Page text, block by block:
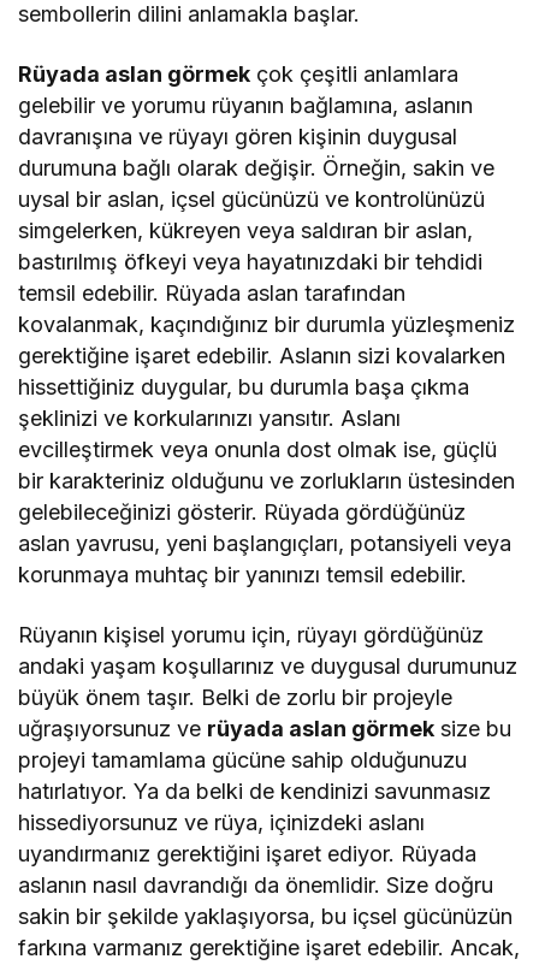
sembollerin dilini anlamakla başlar.
Rüyada aslan görmek çok çeşitli anlamlara
gelebilir ve yorumu rüyanın bağlamına, aslanın
davranışına ve rüyayı gören kişinin duygusal
durumuna bağlı olarak değişir. Örneğin, sakin ve
uysal bir aslan, içsel gücünüzü ve kontrolünüzü
simgelerken, kükreyen veya saldıran bir aslan,
bastırılmış öfkeyi veya hayatınızdaki bir tehdidi
temsil edebilir. Rüyada aslan tarafından
kovalanmak, kaçındığınız bir durumla yüzleşmeniz
gerektiğine işaret edebilir. Aslanın sizi kovalarken
hissettiğiniz duygular, bu durumla başa çıkma
şeklinizi ve korkularınızı yansıtır. Aslanı
evcilleştirmek veya onunla dost olmak ise, güçlü
bir karakteriniz olduğunu ve zorlukların üstesinden
gelebileceğinizi gösterir. Rüyada gördüğünüz
aslan yavrusu, yeni başlangıçları, potansiyeli veya
korunmaya muhtaç bir yanınızı temsil edebilir.
Rüyanın kişisel yorumu için, rüyayı gördüğünüz
andaki yaşam koşullarınız ve duygusal durumunuz
büyük önem taşır. Belki de zorlu bir projeyle
uğraşıyorsunuz ve rüyada aslan görmek size bu
projeyi tamamlama gücüne sahip olduğunuzu
hatırlatıyor. Ya da belki de kendinizi savunmasız
hissediyorsunuz ve rüya, içinizdeki aslanı
uyandırmanız gerektiğini işaret ediyor. Rüyada
aslanın nasıl davrandığı da önemlidir. Size doğru
sakin bir şekilde yaklaşıyorsa, bu içsel gücünüzün
farkına varmanız gerektiğine işaret edebilir. Ancak,